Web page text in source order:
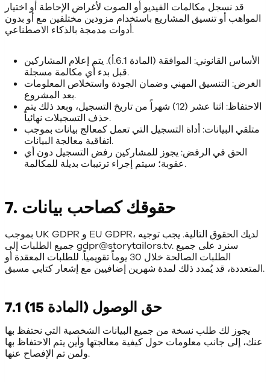
قد نسجل مكالمات الفيديو أو الصوت لأغراض الإحاطة أو اختيار
المواهب أو تنسيق المشاريع باستخدام مزودين مختلفين مع أو بدون
أدوات مدمجة بالذكاء الاصطناعي.
الأساس القانوني: الموافقة (المادة 6.1.أ). يتم إعلام المشاركين
قبل بدء أي مكالمة مسجلة.
الغرض: التنسيق المهني وضمان الجودة واستخلاص المعلومات
بعد المشروع.
الاحتفاظ: اثنا عشر (12) شهراً من تاريخ التسجيل، وبعد ذلك يتم
حذف التسجيلات نهائياً.
متلقي البيانات: أداة التسجيل التي تعمل كمعالج بيانات بموجب
اتفاقية معالجة البيانات.
الحق في الرفض: يجوز للمشاركين رفض التسجيل دون أي
عقوبة؛ سيتم إجراء ترتيبات بديلة للمكالمة.
7. حقوقك كصاحب بيانات
بموجب UK GDPR و EU GDPR، لديك الحقوق التالية. يجب توجيه
جميع الطلبات إلى gdpr@storytailors.tv. سنرد على جميع
الطلبات الصالحة خلال 30 يوماً تقويمياً. للطلبات المعقدة أو
المتعددة، قد يُمدد ذلك لمدة شهرين إضافيين مع إشعار كتابي مسبق.
7.1 حق الوصول (المادة 15)
يجوز لك طلب نسخة من جميع البيانات الشخصية التي نحتفظ بها
عنك، إلى جانب معلومات حول كيفية معالجتها وأين يتم الاحتفاظ بها
ولمن تم الإفصاح عنها.